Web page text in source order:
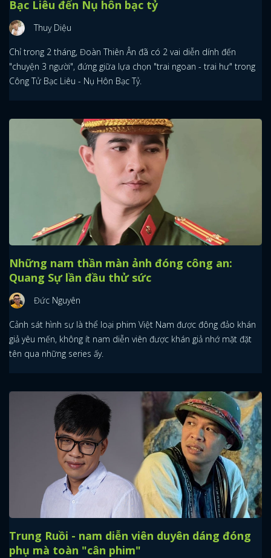
Bạc Liêu đến Nụ hôn bạc tỷ
Thuỵ Diệu
Chỉ trong 2 tháng, Đoàn Thiên Ân đã có 2 vai diễn dính đến
"chuyện 3 người", đứng giữa lựa chọn "trai ngoan - trai hư" trong
Công Tử Bạc Liêu - Nụ Hôn Bạc Tỷ.
Những nam thần màn ảnh đóng công an:
Quang Sự lần đầu thử sức
Đức Nguyên
Cảnh sát hình sự là thể loại phim Việt Nam được đông đảo khán
giả yêu mến, không ít nam diễn viên được khán giả nhớ mặt đặt
tên qua những series ấy.
Trung Ruồi - nam diễn viên duyên dáng đóng
phụ mà toàn "cân phim"